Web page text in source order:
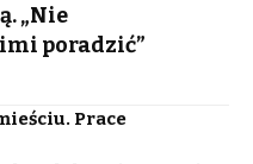
„Nie
poradzić”
Prace